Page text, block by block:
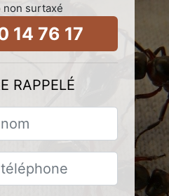
non surtaxé
14 76 17
RAPPELÉ